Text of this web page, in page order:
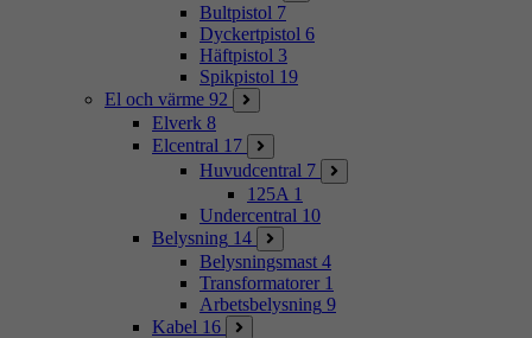
Bultpistol 7
Dyckertpistol 6
Häftpistol 3
Spikpistol 19
El och värme 92
Elverk 8
Elcentral 17
Huvudcentral 7
125A 1
Undercentral 10
Belysning 14
Belysningsmast 4
Transformatorer 1
Arbetsbelysning 9
Kabel 16